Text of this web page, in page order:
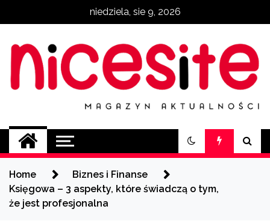
niedziela, sie 9, 2026
NiceSite.com.pl
magazyn aktualności
Home
Biznes i Finanse
Księgowa – 3 aspekty, które świadczą o tym,
że jest profesjonalna